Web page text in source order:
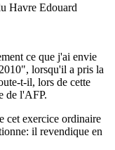
Havre Edouard
ce que j'ai envie
lorsqu'il a pris la
t-il, lors de cette
de l'AFP.
cet exercice ordinaire
il revendique en